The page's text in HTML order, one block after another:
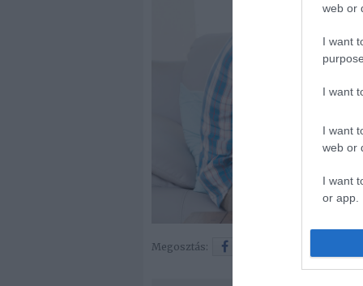
web or
I want
I want
I want
web or
I want
or app.
Megosztás: